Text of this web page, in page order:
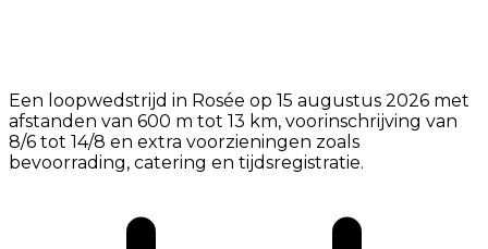
Een loopwedstrijd in Rosée op 15 augustus 2026 met
afstanden van 600 m tot 13 km, voorinschrijving van
8/6 tot 14/8 en extra voorzieningen zoals
bevoorrading, catering en tijdsregistratie.